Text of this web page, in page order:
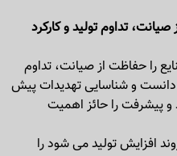
تداوم تولید و کارکرد
را حفاظت از صیانت، تداوم
دانست و شناسایی تهدیدات پیش
پیشرفت را حائز اهمیت
افزایش تولید می شود را